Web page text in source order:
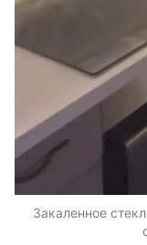
Закаленное